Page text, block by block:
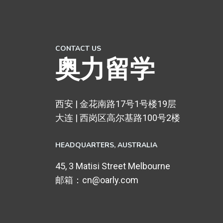
CONTACT US
奥力留学
西安 | 金花南路17号1号楼19层
大连 | 西岗区高尔基路100号2楼
HEADQUARTERS​, AUSTRALIA
45, 3 Matisi Street Melbourne
邮箱：cn@oarly.com